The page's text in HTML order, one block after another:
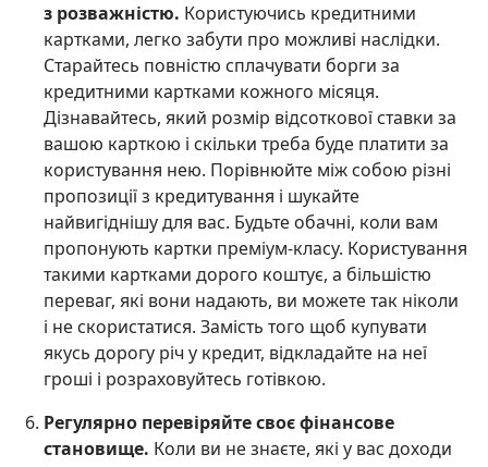
з розважністю. Користуючись кредитними
картками, легко забути про можливі наслідки.
Старайтесь повністю сплачувати борги за
кредитними картками кожного місяця.
Дізнавайтесь, який розмір відсоткової ставки за
вашою карткою і скільки треба буде платити за
користування нею. Порівнюйте між собою різні
пропозиції з кредитування і шукайте
найвигіднішу для вас. Будьте обачні, коли вам
пропонують картки преміум-класу. Користування
такими картками дорого коштує, а більшістю
переваг, які вони надають, ви можете так ніколи
і не скористатися. Замість того щоб купувати
якусь дорогу річ у кредит, відкладайте на неї
гроші і розраховуйтесь готівкою.
Регулярно перевіряйте своє фінансове
становище. Коли ви не знаєте, які у вас доходи